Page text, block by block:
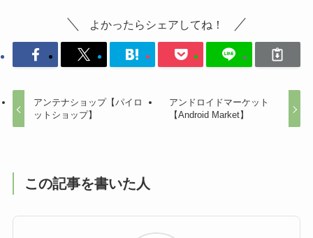
よかったらシェアしてね！
アンテナショップ【パイロ
ットショップ】
アンドロイドマーケット
【Android Market】
この記事を書いた人